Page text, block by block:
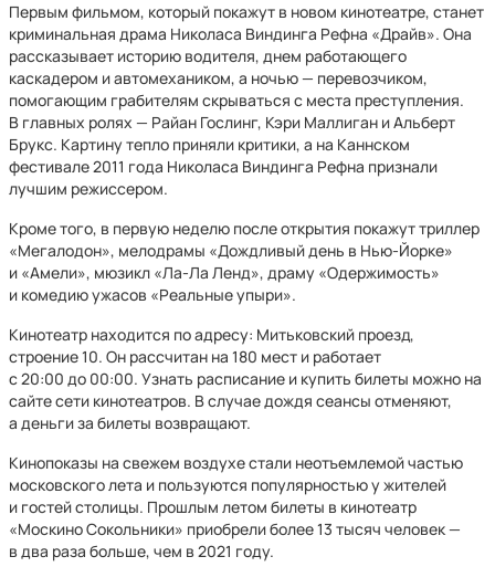
Первым фильмом, который покажут в новом кинотеатре, станет
криминальная драма Николаса Виндинга Рефна «Драйв». Она
рассказывает историю водителя, днем работающего
каскадером и автомехаником, а ночью — перевозчиком,
помогающим грабителям скрываться с места преступления.
В главных ролях — Райан Гослинг, Кэри Маллиган и Альберт
Брукс. Картину тепло приняли критики, а на Каннском
фестивале 2011 года Николаса Виндинга Рефна признали
лучшим режиссером.
Кроме того, в первую неделю после открытия покажут триллер
«Мегалодон», мелодрамы «Дождливый день в Нью-Йорке»
и «Амели», мюзикл «Ла-Ла Ленд», драму «Одержимость»
и комедию ужасов «Реальные упыри».
Кинотеатр находится по адресу: Митьковский проезд,
строение 10. Он рассчитан на 180 мест и работает
с 20:00 до 00:00. Узнать расписание и купить билеты можно на
сайте сети кинотеатров. В случае дождя сеансы отменяют,
а деньги за билеты возвращают.
Кинопоказы на свежем воздухе стали неотъемлемой частью
московского лета и пользуются популярностью у жителей
и гостей столицы. Прошлым летом билеты в кинотеатр
«Москино Сокольники» приобрели более 13 тысяч человек —
в два раза больше, чем в 2021 году.